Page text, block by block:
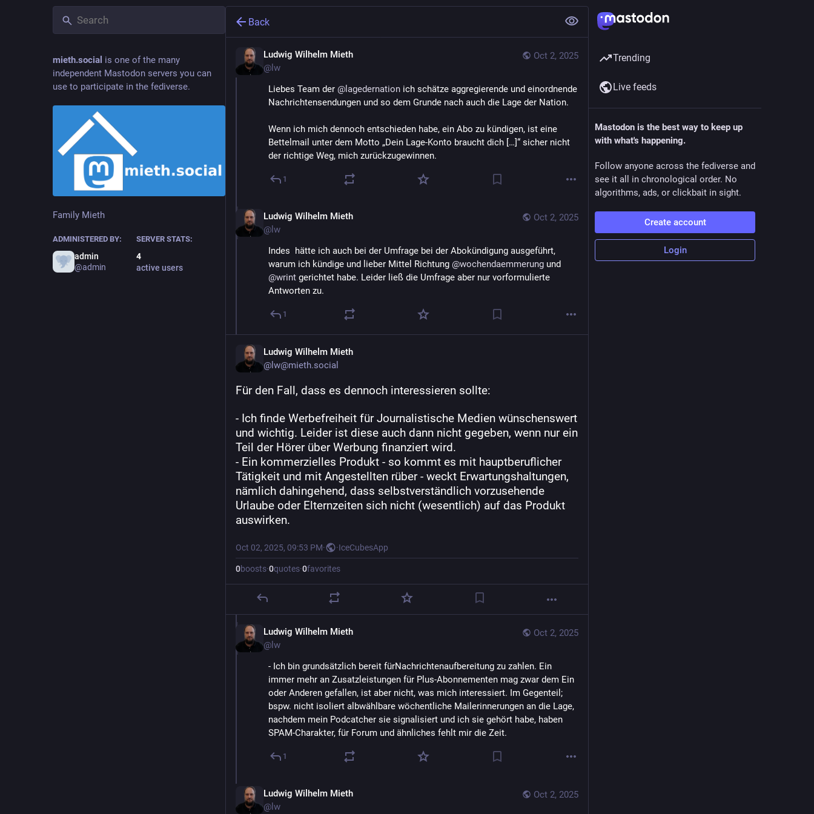
mieth.social is one of the many
independent Mastodon servers you can
use to participate in the fediverse.
Family Mieth
ADMINISTERED BY:
admin
@admin
SERVER STATS:
4
active users
Back
Oct 2, 2025
Ludwig Wilhelm Mieth
@lw
Liebes Team der @ lagedernation ich schätze aggregierende und einordnende
Nachrichtensendungen und so dem Grunde nach auch die Lage der Nation.
Wenn ich mich dennoch entschieden habe, ein Abo zu kündigen, ist eine
Bettelmail unter dem Motto „Dein Lage-Konto braucht dich […]“ sicher nicht
der richtige Weg, mich zurückzugewinnen.
1
Oct 2, 2025
Ludwig Wilhelm Mieth
@lw
Indes  hätte ich auch bei der Umfrage bei der Abokündigung ausgeführt,
warum ich kündige und lieber Mittel Richtung @wochendaemmerung
@wrint gerichtet habe. Leider ließ die Umfrage aber nur vorformulierte
Antworten zu.
1
Ludwig Wilhelm Mieth
@lw@mieth.social
Für den Fall, dass es dennoch interessieren sollte:
- Ich finde Werbefreiheit für Journalistische Medien wünschenswert
und wichtig. Leider ist diese auch dann nicht gegeben, wenn nur ein
Teil der Hörer über Werbung finanziert wird.
- Ein kommerzielles Produkt - so kommt es mit hauptberuflicher
Tätigkeit und mit Angestellten rüber - weckt Erwartungshaltungen,
nämlich dahingehend, dass selbstverständlich vorzusehende
Urlaube oder Elternzeiten sich nicht (wesentlich) auf das Produkt
auswirken.
Oct 02, 2025, 09:53 PM· ·IceCubesApp
0boosts·0quotes·0favorites
Oct 2, 2025
Ludwig Wilhelm Mieth
@lw
- Ich bin grundsätzlich bereit fürNachrichtenaufbereitung zu zahlen. Ein
immer mehr an Zusatzleistungen für Plus-Abonnementen mag zwar dem Ein
oder Anderen gefallen, ist aber nicht, was mich interessiert. Im Gegenteil;
bspw. nicht isoliert albwählbare wöchentliche Mailerinnerungen an die Lage,
nachdem mein Podcatcher sie signalisiert und ich sie gehört habe, haben
SPAM-Charakter, für Forum und ähnliches fehlt mir die Zeit.
1
Oct 2, 2025
Ludwig Wilhelm Mieth
@lw
Trending
Live feeds
Mastodon is the best way to keep up
with what's happening.
Follow anyone across the fediverse and
see it all in chronological order. No
algorithms, ads, or clickbait in sight.
Create account
Login